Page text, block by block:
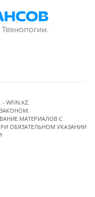
МАТЕРИАЛОВ C
ОБЯЗАТЕЛЬНОМ УКАЗАНИИ